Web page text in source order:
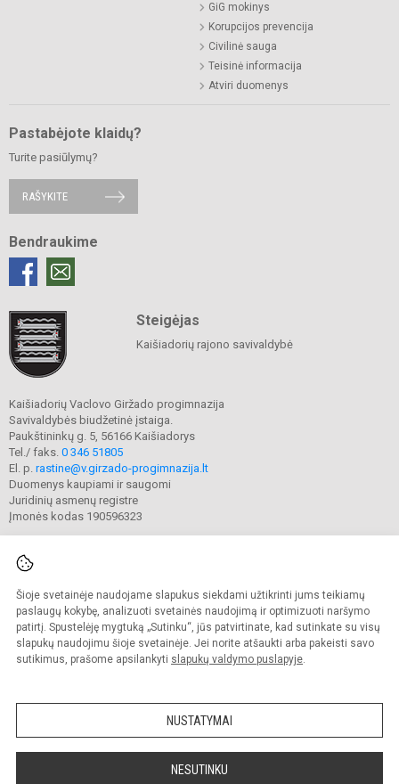
Šioje svetainėje naudojame slapukus siekdami užtikrinti jums teikiamų
paslaugų kokybę, analizuoti svetainės naudojimą ir optimizuoti naršymo
patirtį. Spustelėję mygtuką „Sutinku“, jūs patvirtinate, kad sutinkate su visų
slapukų naudojimu šioje svetainėje. Jei norite atšaukti arba pakeisti savo
sutikimus, prašome apsilankyti slapukų valdymo puslapyje.
NUSTATYMAI
NESUTINKU
GiG mokinys
Korupcijos prevencija
Civilinė sauga
Teisinė informacija
Atviri duomenys
Pastabėjote klaidų?
Turite pasiūlymų?
RAŠYKITE
Bendraukime
Steigėjas
Kaišiadorių rajono savivaldybė
Kaišiadorių Vaclovo Giržado progimnazija
Savivaldybės biudžetinė įstaiga.
Paukštininkų g. 5, 56166 Kaišiadorys
Tel./ faks. 0 346 51805
El. p. rastine@v.girzado-progimnazija.lt
Duomenys kaupiami ir saugomi
Juridinių asmenų registre
Įmonės kodas 190596323
© 2020. Kaišiadorių Vaclovo Giržado progimnazija. Visos teisės saugomos.
Kopijuoti turinį be raštiško gimnazijos sutikimo griežtai draudžiama.
Prieinamumo paraiška Slapukų valdymas
Sumanus būdas atnaujinti